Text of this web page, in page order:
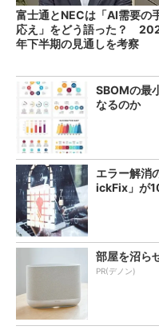
富士通とNECは「AI需要の
応え」をどう語った？
年下半期の見通しを考察
SBOMの最
なるのか
エラー解消
ickFix」が
部屋を沼ら
PR(デノン)